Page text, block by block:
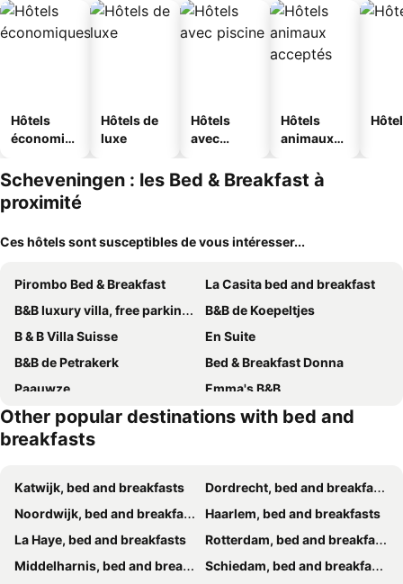
Hôtels
économiq
Hôtels de
luxe
Hôtels
avec
Hôtels
animaux
Scheveningen : les Bed & Breakfast à
proximité
Ces hôtels sont susceptibles de vous intéresser...
Pirombo Bed & Breakfast
La Casita bed and breakfast
B&B luxury villa, free parking, close to the center
B&B de Koepeltjes
B & B Villa Suisse
En Suite
B&B de Petrakerk
Bed & Breakfast Donna
Paauwze
Emma's B&B
Villa Insulinde
B&B de Cley
Genesis Voorschoten
Bed and Breakfast at the Beach
Bed & Breakfast Oude Bakkerij
De Lierhand
Bed and Breakfast Kik en Bun
Bed en Broodje Bloem
LUXURIOUS classical dutch styled ROOM in city centre of The Hague - HOME STAY
Tamar 2
B&B Bij tante Teun
Other popular destinations with bed and
breakfasts
Katwijk, bed and breakfasts
Dordrecht, bed and breakfasts
Noordwijk, bed and breakfasts
Haarlem, bed and breakfasts
La Haye, bed and breakfasts
Rotterdam, bed and breakfasts
Middelharnis, bed and breakfasts
Schiedam, bed and breakfasts